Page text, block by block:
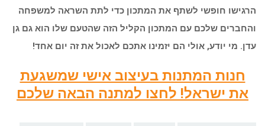
הרגישו חופשי לשתף את המתכון כדי לתת השראה למשפחה
והחברים שלכם עם המתכון הקליל הזה שהטעם שלו הוא גם גן
עדן. מי יודע, אולי הם יזמינו אתכם לאכול את זה יום אחד!
חנות המתנות בעיצוב אישי שמשגעת
את ישראל! לחצו למתנה הבאה שלכם